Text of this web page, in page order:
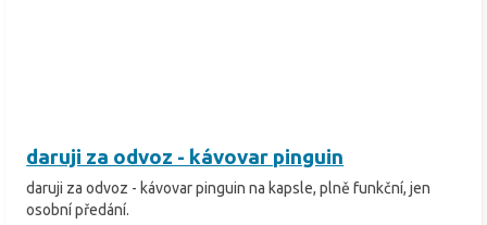
daruji za odvoz - kávovar pinguin
daruji za odvoz - kávovar pinguin na kapsle, plně funkční, jen
osobní předání.